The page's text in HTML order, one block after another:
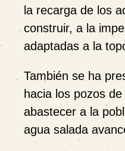
la recarga de los
construir, a la
adaptadas a la
También se ha
hacia los pozos
abastecer a la
agua salada